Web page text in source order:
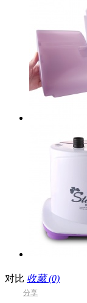
对比 收藏 (0)
分享